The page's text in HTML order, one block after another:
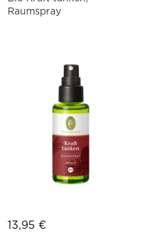
Raumspray
13,95 €